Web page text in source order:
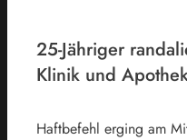
25-Jähriger
Klinik und
Haftbefehl erging am